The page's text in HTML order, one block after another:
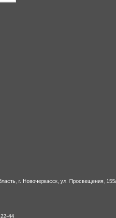
г. Новочеркасск, ул. Просвещения,
44